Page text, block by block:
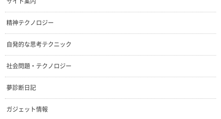
精神テクノロジー
自発的な思考テクニック
社会問題・テクノロジー
夢診断日記
ガジェット情報